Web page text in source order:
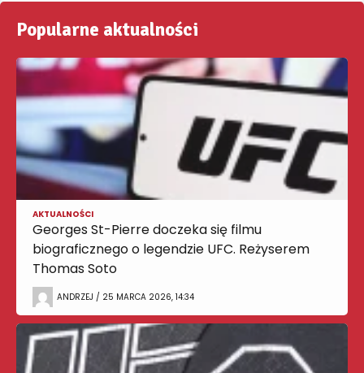
Popularne aktualności
AKTUALNOŚCI
Georges St-Pierre doczeka się filmu
biograficznego o legendzie UFC. Reżyserem
Thomas Soto
ANDRZEJ / 25 MARCA 2026, 14:34